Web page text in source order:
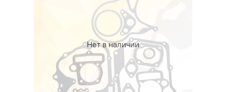
Нет в наличии